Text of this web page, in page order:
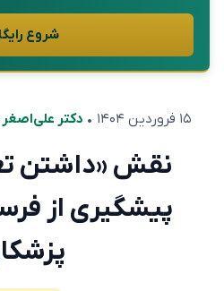
شروع
۱۵ فروردین ۱۴۰۴ • دکتر
نقش «داشتن
پیشگیری از